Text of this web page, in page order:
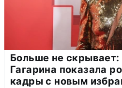
Больше не скрывает:
Гагарина показала
кадры с новым